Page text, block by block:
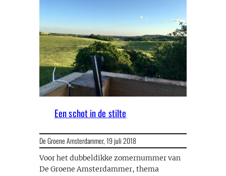
Een schot in de stilte
De Groene Amsterdammer,19 juli 2018
Voor het dubbeldikke zomernummer van
De Groene Amsterdammer, thema